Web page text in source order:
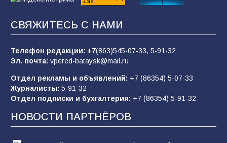
«Слухами Москву не возьмёшь»: почему
отчаяние, а не разведка
83 02.08.2026
Батайчане вышли в финал Всероссийского
конкурса «Большая перемена»
61 04.08.2026
СВЯЖИТЕСЬ С НАМИ
Телефон редакции: +7(863)545-07-33, 5-91-32
Эл. почта: vpered-bataysk@mail.ru
Отдел рекламы и объявлений: +7 (86354) 5-07-33
Журналисты: 5-91-32
Отдел подписки и бухгалтерия: +7 (86354) 5-91-32
НОВОСТИ ПАРТНЁРОВ